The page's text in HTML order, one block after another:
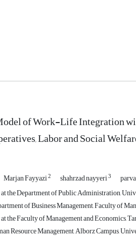
of Work-Life Integration
Labor and Social
Marjan Fayyazi2 shahrzad nayyeri3
the Department of Public Administration,
of Business Management, Faculty of
the Faculty of Management and Economics,
Resource Management, Alborz Campus,